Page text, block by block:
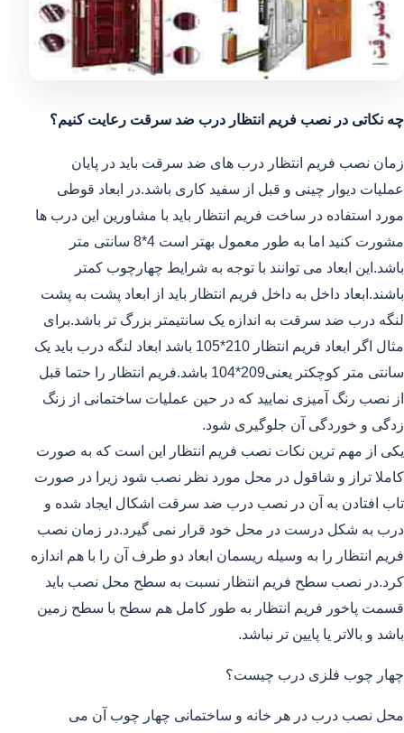
چه نکاتی در نصب فریم انتظار درب ضد سرقت رعایت کنیم؟
زمان نصب فریم انتظار درب های ضد سرقت باید در پایان
عملیات دیوار چینی و قبل از سفید کاری باشد.در ابعاد قوطی
مورد استفاده در ساخت فریم انتظار باید با مشاورین این درب ها
مشورت کنید اما به طور معمول بهتر است 4*8 سانتی متر
باشد.این ابعاد می توانند با توجه به شرایط چهارچوب کمتر
باشند.ابعاد داخل به داخل فریم انتظار باید از ابعاد پشت به پشت
لنگه درب ضد سرقت به اندازه یک سانتیمتر بزرگ تر باشد.برای
مثال اگر ابعاد فریم انتظار 210*105 باشد ابعاد لنگه درب باید یک
سانتی متر کوچکتر یعنی209*104 باشد.فریم انتظار را حتما قبل
از نصب رنگ آمیزی نمایید که در حین عملیات ساختمانی از زنگ
زدگی و خوردگی آن جلوگیری شود.
یکی از مهم ترین نکات نصب فریم انتظار این است که به صورت
کاملا تراز و شاقول در محل مورد نظر نصب شود زیرا در صورت
تاب افتادن به آن در نصب درب ضد سرقت اشکال ایجاد شده و
درب به شکل درست در محل خود قرار نمی گیرد.در زمان نصب
فریم انتظار را به وسیله ریسمان ابعاد دو طرف آن را با هم اندازه
کرد.در نصب سطح فریم انتظار نسبت به سطح محل نصب باید
قسمت پاخور فریم انتظار به طور کامل هم سطح با سطح زمین
باشد و بالاتر یا پایین تر نباشد.
چهار چوب فلزی درب چیست؟
محل نصب درب در هر خانه و ساختمانی چهار چوب آن می